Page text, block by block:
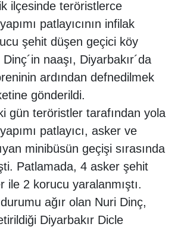
ilçesinde teröristlerce
patlayıcının infilak
şehit düşen geçici köy
naaşı, Diyarbakır´da
ardından defnedilmek
gönderildi.
gün teröristler tarafından yola
patlayıcı, asker ve
minibüsün geçişi sırasında
Patlamada, 4 asker şehit
ile 2 korucu yaralanmıştı.
ağır olan Nuri Dinç,
Diyarbakır Dicle